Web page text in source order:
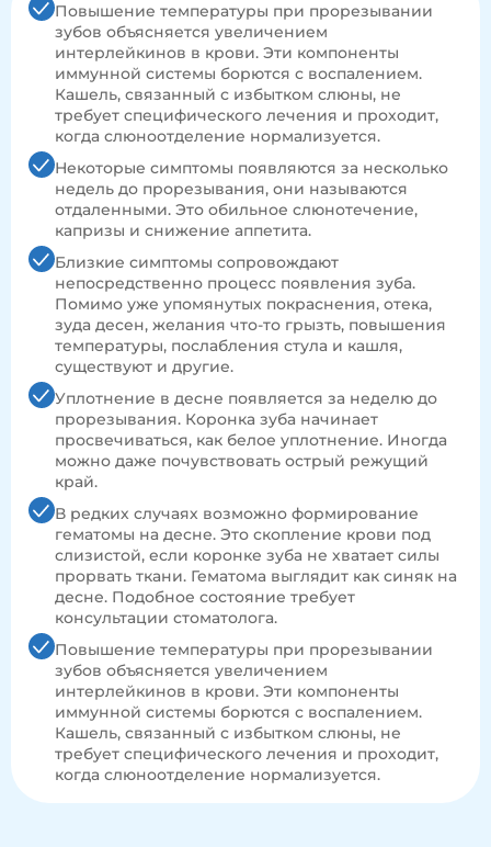
Повышение температуры при прорезывании
зубов объясняется увеличением
интерлейкинов в крови. Эти компоненты
иммунной системы борются с воспалением.
Кашель, связанный с избытком слюны, не
требует специфического лечения и проходит,
когда слюноотделение нормализуется.
Некоторые симптомы появляются за несколько
недель до прорезывания, они называются
отдаленными. Это обильное слюнотечение,
капризы и снижение аппетита.
Близкие симптомы сопровождают
непосредственно процесс появления зуба.
Помимо уже упомянутых покраснения, отека,
зуда десен, желания что-то грызть, повышения
температуры, послабления стула и кашля,
существуют и другие.
Уплотнение в десне появляется за неделю до
прорезывания. Коронка зуба начинает
просвечиваться, как белое уплотнение. Иногда
можно даже почувствовать острый режущий
край.
В редких случаях возможно формирование
гематомы на десне. Это скопление крови под
слизистой, если коронке зуба не хватает силы
прорвать ткани. Гематома выглядит как синяк на
десне. Подобное состояние требует
консультации стоматолога.
Повышение температуры при прорезывании
зубов объясняется увеличением
интерлейкинов в крови. Эти компоненты
иммунной системы борются с воспалением.
Кашель, связанный с избытком слюны, не
требует специфического лечения и проходит,
когда слюноотделение нормализуется.